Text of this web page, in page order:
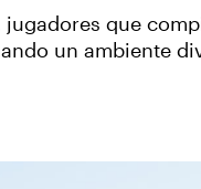
jugadores que
un ambiente